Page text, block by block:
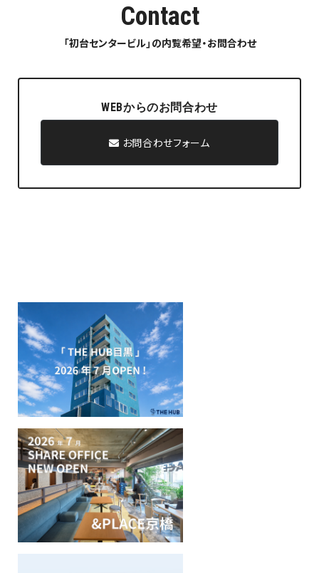
Contact
「初台センタービル」の内覧希望・お問合わせ
WEBからのお問合わせ
お問合わせフォーム